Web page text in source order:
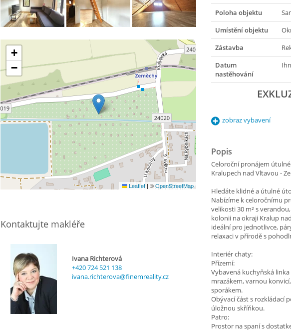
+
−
Leaflet | ©OpenStreetMap
Kontaktujte makléře
Ivana Richterová
+420 724 521 138
ivana.richterova@finemreality.cz
Poloha objektu
Umístění objektu
Zástavba
Datum
nastěhování
zobraz vybavení
Popis
Celoroční pronájem
Kralupech nad Vltavou -
Hledáte klidné a útulné
Nabízíme k celoročnímu
velikosti 30 m² s
kolonii na okraji Kralup
ideální pro jednotlivce,
relaxaci v přírodě s
Interiér chaty:
Přízemí:
Vybavená kuchyňská
mrazákem, varnou
sporákem.
Obývací část s rozkládací
úložnou skříňkou.
Patro:
Prostor na spaní s